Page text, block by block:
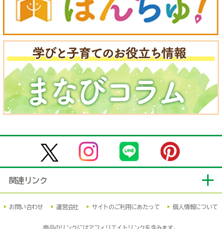
関連リンク
お問い合わせ 運営会社 サイトのご利用にあたって 個人情報について
商品のリンクにはアフィリエイトリンクを含みます。